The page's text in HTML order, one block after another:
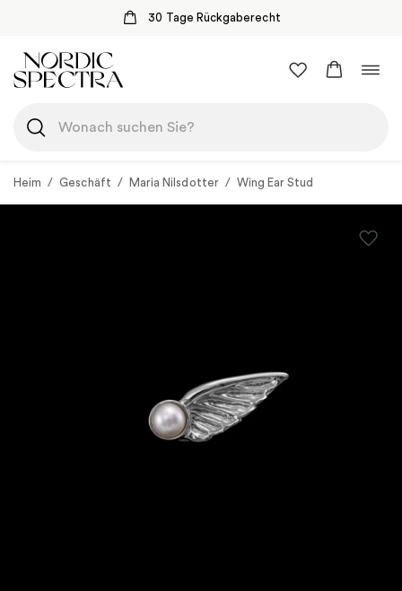
30 Tage Rückgaberecht
Inhalt
springen
Heim / Geschäft / Maria Nilsdotter / Wing Ear Stud